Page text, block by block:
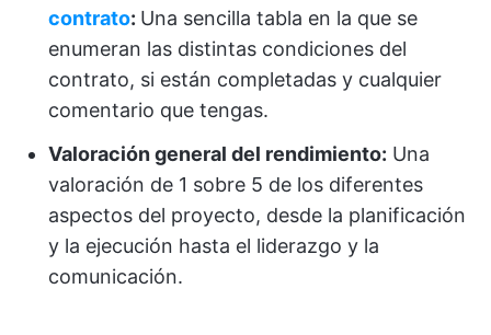
contrato: Una sencilla tabla en la que se
enumeran las distintas condiciones del
contrato, si están completadas y cualquier
comentario que tengas.
Valoración general del rendimiento: Una
valoración de 1 sobre 5 de los diferentes
aspectos del proyecto, desde la planificación
y la ejecución hasta el liderazgo y la
comunicación.